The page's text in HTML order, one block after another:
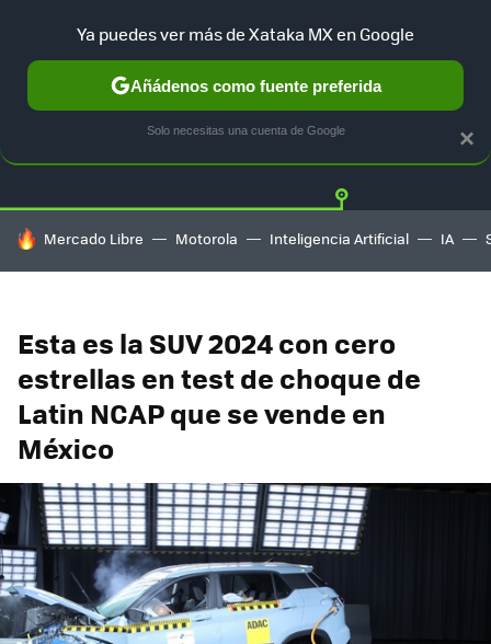
TESLA UBER AUTO ELECTRICO Twitter
HOY SE HABLA DE
Mercado Libre Motorola Inteligencia Artificial IA
Esta es la SUV 2024 con cero
estrellas en test de choque de
Latin NCAP que se vende en
México
×
Ya puedes ver más de Xataka MX en Google
Añádenos como fuente preferida
Solo necesitas una cuenta de Google